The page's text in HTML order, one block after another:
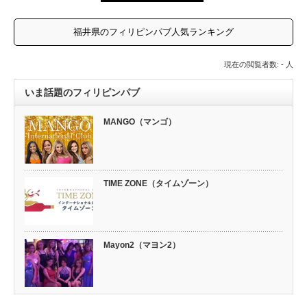
福井県のフィリピンパブ人気ランキング
現在の閲覧者数: - 人
いま話題のフィリピンパブ
MANGO（マンゴ）
TIME ZONE（タイムゾーン）
Mayon2（マヨン2）